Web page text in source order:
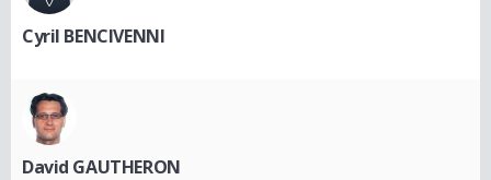
Cyril BENCIVENNI
David GAUTHERON